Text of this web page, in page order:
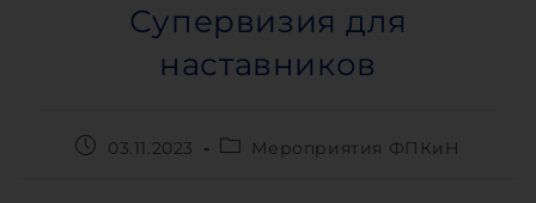
Супервизия для
наставников
03.11.2023 Мероприятия ФПКиН